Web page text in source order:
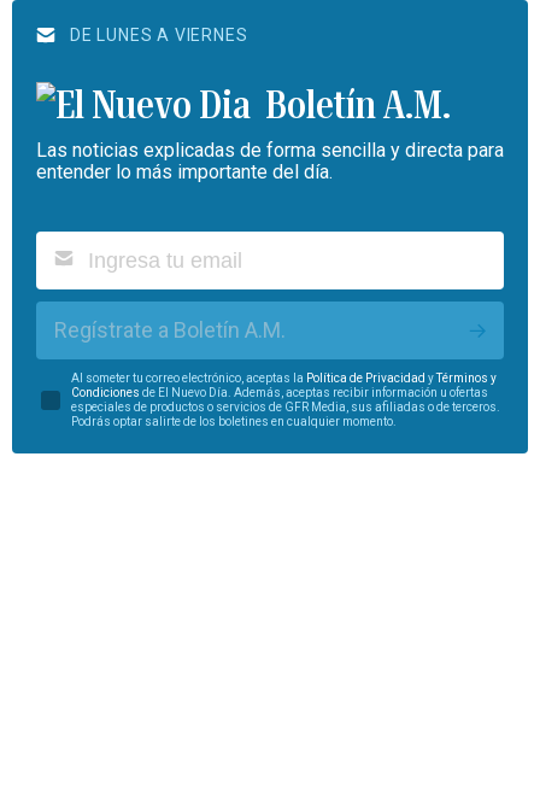
DE LUNES A VIERNES
Boletín A.M.
Las noticias explicadas de forma sencilla y directa para
entender lo más importante del día.
Regístrate a Boletín A.M.
Al someter tu correo electrónico, aceptas la Política de Privacidad yTérminos y
Condiciones de El Nuevo Día. Además, aceptas recibir información u ofertas
especiales de productos o servicios de GFR Media, sus afiliadas o de terceros.
Podrás optar salirte de los boletines en cualquier momento.